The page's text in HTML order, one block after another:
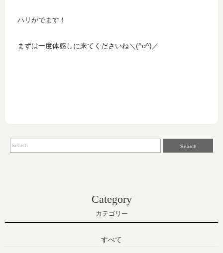
ハリがでます！
まずは一度体感しに来てくださいね＼(^o^)／
Search
Category
カテゴリー
すべて